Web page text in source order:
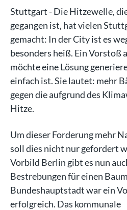
Stuttgart - Die Hitzewelle,
gegangen ist, hat vielen
gemacht: In der City ist es
besonders heiß. Ein Vorstoß
möchte eine Lösung
einfach ist. Sie lautet: mehr
gegen die aufgrund des
Hitze.
Um dieser Forderung mehr
soll dies nicht nur gefordert
Vorbild Berlin gibt es nun
Bestrebungen für einen
Bundeshauptstadt war ein
erfolgreich. Das kommunale